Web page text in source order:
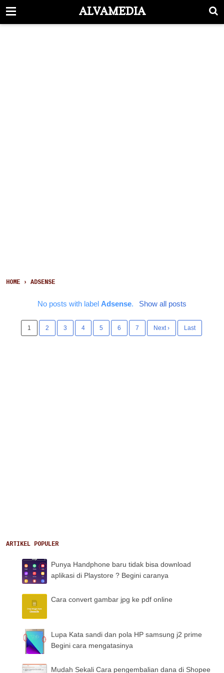
ALVAMEDIA
HOME › ADSENSE
No posts with label Adsense. Show all posts
1 2 3 4 5 6 7 Next › Last
ARTIKEL POPULER
Punya Handphone baru tidak bisa download
aplikasi di Playstore ? Begini caranya
Cara convert gambar jpg ke pdf online
Lupa Kata sandi dan pola HP samsung j2 prime
Begini cara mengatasinya
Mudah Sekali Cara pengembalian dana di Shopee